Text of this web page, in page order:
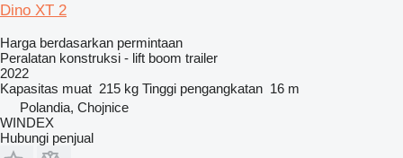
Dino XT 2
Harga berdasarkan permintaan
Peralatan konstruksi - lift boom trailer
2022
Kapasitas muat 215 kg Tinggi pengangkatan 16 m
Polandia, Chojnice
WINDEX
Hubungi penjual